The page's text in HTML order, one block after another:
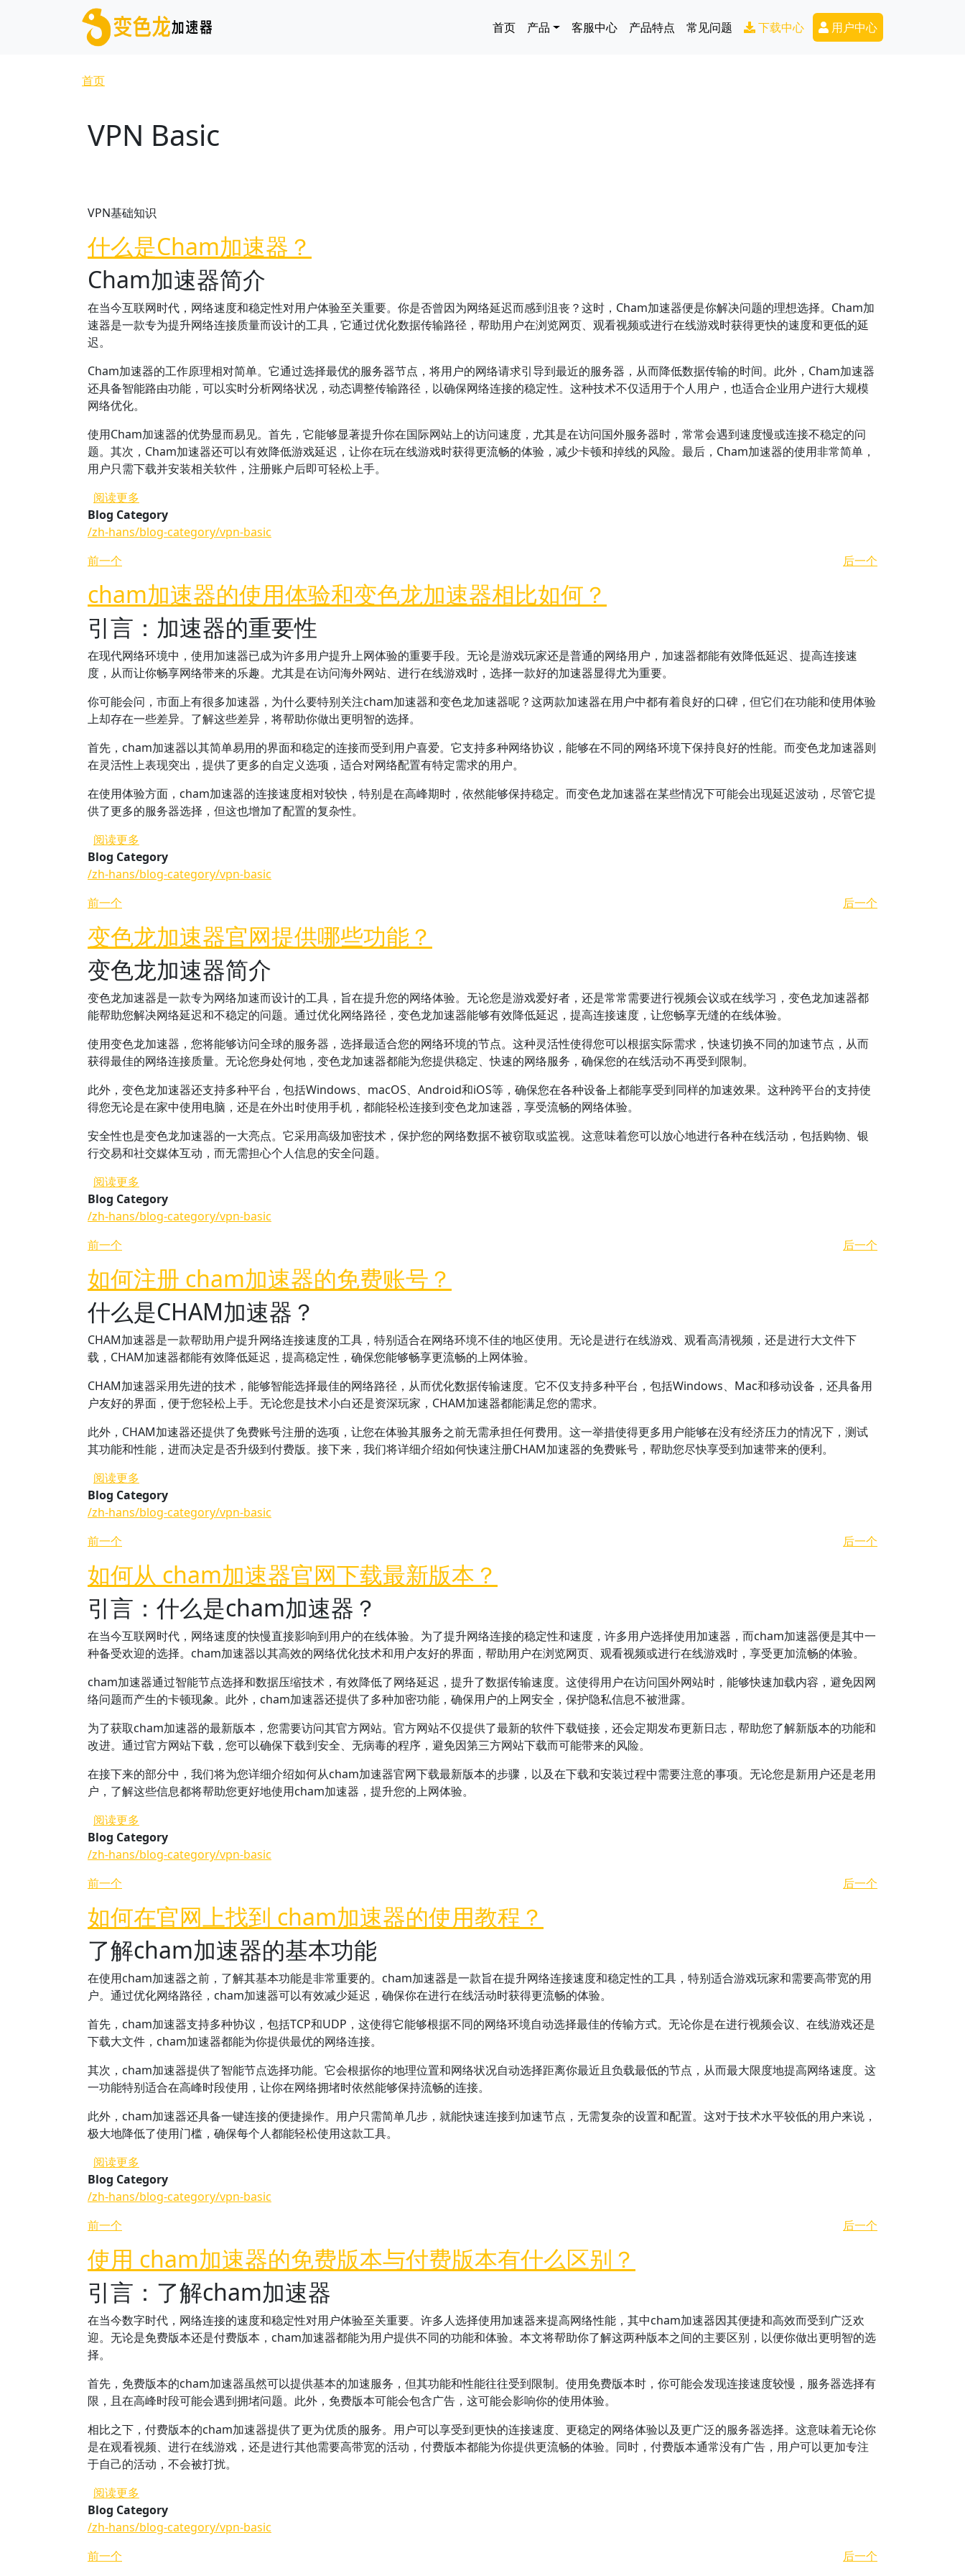
主导航
首页 产品 客服中心 产品特点 常见问题 下载中心 Secondary Menu
用户中心
面包屑
首页
VPN Basic
VPN基础知识
什么是Cham加速器？
Cham加速器简介
在当今互联网时代，网络速度和稳定性对用户体验至关重要。你是否曾因为网络延迟而感到沮丧？这时，Cham加速器便是你解决问题的理想选择。Cham加
速器是一款专为提升网络连接质量而设计的工具，它通过优化数据传输路径，帮助用户在浏览网页、观看视频或进行在线游戏时获得更快的速度和更低的延
迟。
Cham加速器的工作原理相对简单。它通过选择最优的服务器节点，将用户的网络请求引导到最近的服务器，从而降低数据传输的时间。此外，Cham加速器
还具备智能路由功能，可以实时分析网络状况，动态调整传输路径，以确保网络连接的稳定性。这种技术不仅适用于个人用户，也适合企业用户进行大规模
网络优化。
使用Cham加速器的优势显而易见。首先，它能够显著提升你在国际网站上的访问速度，尤其是在访问国外服务器时，常常会遇到速度慢或连接不稳定的问
题。其次，Cham加速器还可以有效降低游戏延迟，让你在玩在线游戏时获得更流畅的体验，减少卡顿和掉线的风险。最后，Cham加速器的使用非常简单，
用户只需下载并安装相关软件，注册账户后即可轻松上手。
阅读更多
Blog Category
/zh-hans/blog-category/vpn-basic
前一个
后一个
cham加速器的使用体验和变色龙加速器相比如何？
引言：加速器的重要性
在现代网络环境中，使用加速器已成为许多用户提升上网体验的重要手段。无论是游戏玩家还是普通的网络用户，加速器都能有效降低延迟、提高连接速
度，从而让你畅享网络带来的乐趣。尤其是在访问海外网站、进行在线游戏时，选择一款好的加速器显得尤为重要。
你可能会问，市面上有很多加速器，为什么要特别关注cham加速器和变色龙加速器呢？这两款加速器在用户中都有着良好的口碑，但它们在功能和使用体验
上却存在一些差异。了解这些差异，将帮助你做出更明智的选择。
首先，cham加速器以其简单易用的界面和稳定的连接而受到用户喜爱。它支持多种网络协议，能够在不同的网络环境下保持良好的性能。而变色龙加速器则
在灵活性上表现突出，提供了更多的自定义选项，适合对网络配置有特定需求的用户。
在使用体验方面，cham加速器的连接速度相对较快，特别是在高峰期时，依然能够保持稳定。而变色龙加速器在某些情况下可能会出现延迟波动，尽管它提
供了更多的服务器选择，但这也增加了配置的复杂性。
阅读更多
Blog Category
/zh-hans/blog-category/vpn-basic
前一个
后一个
变色龙加速器官网提供哪些功能？
变色龙加速器简介
变色龙加速器是一款专为网络加速而设计的工具，旨在提升您的网络体验。无论您是游戏爱好者，还是常常需要进行视频会议或在线学习，变色龙加速器都
能帮助您解决网络延迟和不稳定的问题。通过优化网络路径，变色龙加速器能够有效降低延迟，提高连接速度，让您畅享无缝的在线体验。
使用变色龙加速器，您将能够访问全球的服务器，选择最适合您的网络环境的节点。这种灵活性使得您可以根据实际需求，快速切换不同的加速节点，从而
获得最佳的网络连接质量。无论您身处何地，变色龙加速器都能为您提供稳定、快速的网络服务，确保您的在线活动不再受到限制。
此外，变色龙加速器还支持多种平台，包括Windows、macOS、Android和iOS等，确保您在各种设备上都能享受到同样的加速效果。这种跨平台的支持使
得您无论是在家中使用电脑，还是在外出时使用手机，都能轻松连接到变色龙加速器，享受流畅的网络体验。
安全性也是变色龙加速器的一大亮点。它采用高级加密技术，保护您的网络数据不被窃取或监视。这意味着您可以放心地进行各种在线活动，包括购物、银
行交易和社交媒体互动，而无需担心个人信息的安全问题。
阅读更多
Blog Category
/zh-hans/blog-category/vpn-basic
前一个
后一个
如何注册 cham加速器的免费账号？
什么是CHAM加速器？
CHAM加速器是一款帮助用户提升网络连接速度的工具，特别适合在网络环境不佳的地区使用。无论是进行在线游戏、观看高清视频，还是进行大文件下
载，CHAM加速器都能有效降低延迟，提高稳定性，确保您能够畅享更流畅的上网体验。
CHAM加速器采用先进的技术，能够智能选择最佳的网络路径，从而优化数据传输速度。它不仅支持多种平台，包括Windows、Mac和移动设备，还具备用
户友好的界面，便于您轻松上手。无论您是技术小白还是资深玩家，CHAM加速器都能满足您的需求。
此外，CHAM加速器还提供了免费账号注册的选项，让您在体验其服务之前无需承担任何费用。这一举措使得更多用户能够在没有经济压力的情况下，测试
其功能和性能，进而决定是否升级到付费版。接下来，我们将详细介绍如何快速注册CHAM加速器的免费账号，帮助您尽快享受到加速带来的便利。
阅读更多
Blog Category
/zh-hans/blog-category/vpn-basic
前一个
后一个
如何从 cham加速器官网下载最新版本？
引言：什么是cham加速器？
在当今互联网时代，网络速度的快慢直接影响到用户的在线体验。为了提升网络连接的稳定性和速度，许多用户选择使用加速器，而cham加速器便是其中一
种备受欢迎的选择。cham加速器以其高效的网络优化技术和用户友好的界面，帮助用户在浏览网页、观看视频或进行在线游戏时，享受更加流畅的体验。
cham加速器通过智能节点选择和数据压缩技术，有效降低了网络延迟，提升了数据传输速度。这使得用户在访问国外网站时，能够快速加载内容，避免因网
络问题而产生的卡顿现象。此外，cham加速器还提供了多种加密功能，确保用户的上网安全，保护隐私信息不被泄露。
为了获取cham加速器的最新版本，您需要访问其官方网站。官方网站不仅提供了最新的软件下载链接，还会定期发布更新日志，帮助您了解新版本的功能和
改进。通过官方网站下载，您可以确保下载到安全、无病毒的程序，避免因第三方网站下载而可能带来的风险。
在接下来的部分中，我们将为您详细介绍如何从cham加速器官网下载最新版本的步骤，以及在下载和安装过程中需要注意的事项。无论您是新用户还是老用
户，了解这些信息都将帮助您更好地使用cham加速器，提升您的上网体验。
阅读更多
Blog Category
/zh-hans/blog-category/vpn-basic
前一个
后一个
如何在官网上找到 cham加速器的使用教程？
了解cham加速器的基本功能
在使用cham加速器之前，了解其基本功能是非常重要的。cham加速器是一款旨在提升网络连接速度和稳定性的工具，特别适合游戏玩家和需要高带宽的用
户。通过优化网络路径，cham加速器可以有效减少延迟，确保你在进行在线活动时获得更流畅的体验。
首先，cham加速器支持多种协议，包括TCP和UDP，这使得它能够根据不同的网络环境自动选择最佳的传输方式。无论你是在进行视频会议、在线游戏还是
下载大文件，cham加速器都能为你提供最优的网络连接。
其次，cham加速器提供了智能节点选择功能。它会根据你的地理位置和网络状况自动选择距离你最近且负载最低的节点，从而最大限度地提高网络速度。这
一功能特别适合在高峰时段使用，让你在网络拥堵时依然能够保持流畅的连接。
此外，cham加速器还具备一键连接的便捷操作。用户只需简单几步，就能快速连接到加速节点，无需复杂的设置和配置。这对于技术水平较低的用户来说，
极大地降低了使用门槛，确保每个人都能轻松使用这款工具。
阅读更多
Blog Category
/zh-hans/blog-category/vpn-basic
前一个
后一个
使用 cham加速器的免费版本与付费版本有什么区别？
引言：了解cham加速器
在当今数字时代，网络连接的速度和稳定性对用户体验至关重要。许多人选择使用加速器来提高网络性能，其中cham加速器因其便捷和高效而受到广泛欢
迎。无论是免费版本还是付费版本，cham加速器都能为用户提供不同的功能和体验。本文将帮助你了解这两种版本之间的主要区别，以便你做出更明智的选
择。
首先，免费版本的cham加速器虽然可以提供基本的加速服务，但其功能和性能往往受到限制。使用免费版本时，你可能会发现连接速度较慢，服务器选择有
限，且在高峰时段可能会遇到拥堵问题。此外，免费版本可能会包含广告，这可能会影响你的使用体验。
相比之下，付费版本的cham加速器提供了更为优质的服务。用户可以享受到更快的连接速度、更稳定的网络体验以及更广泛的服务器选择。这意味着无论你
是在观看视频、进行在线游戏，还是进行其他需要高带宽的活动，付费版本都能为你提供更流畅的体验。同时，付费版本通常没有广告，用户可以更加专注
于自己的活动，不会被打扰。
阅读更多
Blog Category
/zh-hans/blog-category/vpn-basic
前一个
后一个